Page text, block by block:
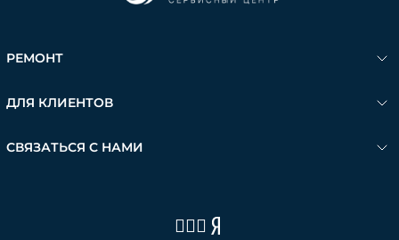
РЕМОНТ
ДЛЯ КЛИЕНТОВ
СВЯЗАТЬСЯ С НАМИ